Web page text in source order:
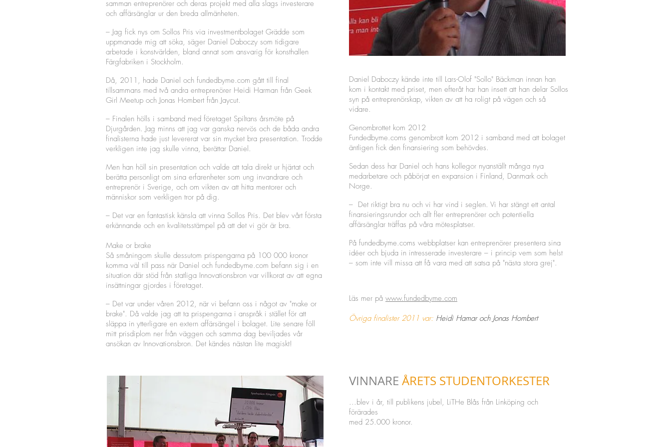
samman entreprenörer och deras projekt med alla slags investerare
och affärsänglar ur den breda allmänheten.
– Jag fick nys om Sollos Pris via investmentbolaget Grädde som
uppmanade mig att söka, säger Daniel Daboczy som tidigare
arbetade i konstvärlden, bland annat som ansvarig för konsthallen
Färgfabriken i Stockholm.
Då, 2011, hade Daniel och fundedbyme.com gått till final
tillsammans med två andra entreprenörer Heidi Harman från Geek
Girl Meetup och Jonas Hombert från Jaycut.
– Finalen hölls i samband med företaget Spiltans årsmöte på
Djurgården. Jag minns att jag var ganska nervös och de båda andra
finalisterna hade just levererat var sin mycket bra presentation. Trodde
verkligen inte jag skulle vinna, berättar Daniel.
Men han höll sin presentation och valde att tala direkt ur hjärtat och
berätta personligt om sina erfarenheter som ung invandrare och
entreprenör i Sverige, och om vikten av att hitta mentorer och
människor som verkligen tror på dig.
– Det var en fantastisk känsla att vinna Sollos Pris. Det blev vårt första
erkännande och en kvalitetsstämpel på att det vi gör är bra.
Make or brake
Så småningom skulle dessutom prispengarna på 100 000 kronor
komma väl till pass när Daniel och fundedbyme.com befann sig i en
situation där stöd från statliga Innovationsbron var villkorat av att egna
insättningar gjordes i företaget.
– Det var under våren 2012, när vi befann oss i något av "make or
brake". Då valde jag att ta prispengarna i anspråk i stället för att
släppa in ytterligare en extern affärsängel i bolaget. Lite senare föll
mitt prisdiplom ner från väggen och samma dag beviljades vår
ansökan av Innovationsbron. Det kändes nästan lite magiskt!
Daniel Daboczy kände inte till Lars-Olof "Sollo" Bäckman innan han
kom i kontakt med priset, men efteråt har han insett att han delar Sollos
syn på entreprenörskap, vikten av att ha roligt på vägen och så
vidare.
Genombrottet kom 2012
Fundedbyme.coms genombrott kom 2012 i samband med att bolaget
äntligen fick den finansiering som behövdes.
Sedan dess har Daniel och hans kollegor nyanställt många nya
medarbetare och påbörjat en expansion i Finland, Danmark och
Norge.
– Det riktigt bra nu och vi har vind i seglen. Vi har stängt ett antal
finansieringsrundor och allt fler entreprenörer och potentiella
affärsänglar träffas på våra mötesplatser.
På fundedbyme.coms webbplatser kan entreprenörer presentera sina
idéer och bjuda in intresserade investerare – i princip vem som helst
– som inte vill missa att få vara med att satsa på "nästa stora grej".
Läs mer på www.fundedbyme.com
Övriga finalister 2011 var: Heidi Hamar och Jonas Hombert
VINNARE ÅRETS STUDENTORKESTER
...blev i år, till publikens jubel, LiTHe Blås från Linköping och
förärades
med 25.000 kronor.